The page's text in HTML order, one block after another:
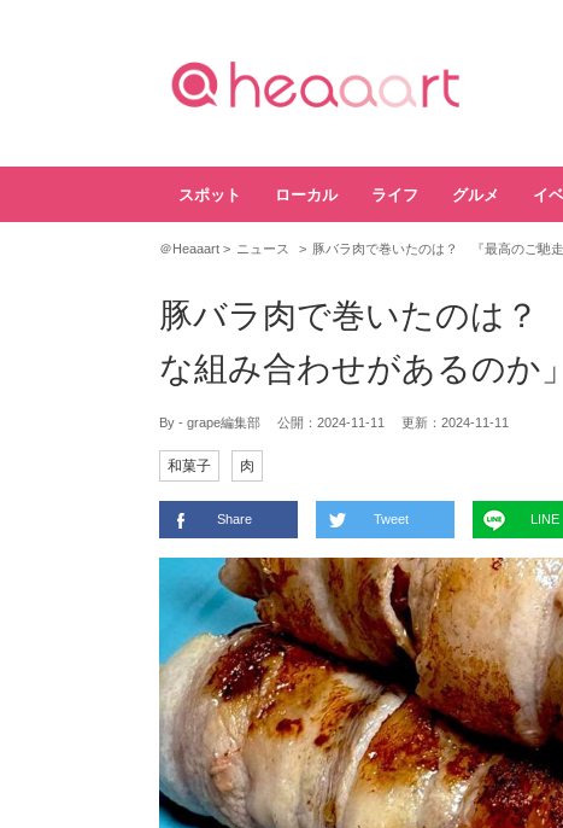
スポット ローカル ライフ グルメ イ
＠Heaaart ニュース 豚バラ肉で巻いたのは？ 『最高のご馳
豚バラ肉で巻いたのは
な組み合わせがあるのか」
By - grape編集部 公開： 2024-11-11 更新： 2024-11-11
和菓子 肉
Share Tweet LINE